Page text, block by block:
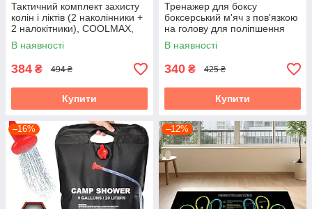
Тактичний комплект захисту
колін і ліктів (2 наколінники +
2 налокітники), COOLMAX,
Nylon Oxfor НАБІР
В наявності
384 ₴ 494 ₴
Купити
Тренажер для боксу
боксерський м'яч з пов'язкою
на голову для поліпшення
координації та реакції
В наявності
340 ₴ 425 ₴
Купити
–16% –12%